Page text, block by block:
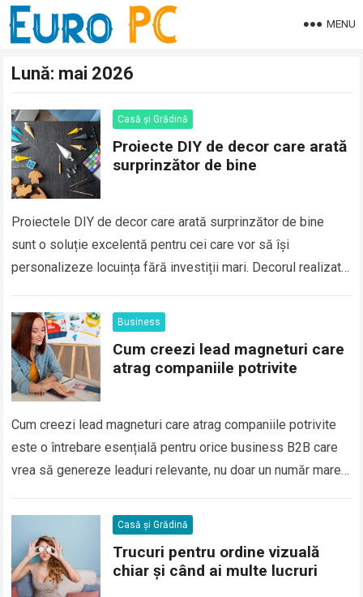
MENU
Lună: mai 2026
Casă și Grădină
Proiecte DIY de decor care arată
surprinzător de bine
Proiectele DIY de decor care arată surprinzător de bine
sunt o soluție excelentă pentru cei care vor să își
personalizeze locuința fără investiții mari. Decorul realizat
Business
Cum creezi lead magneturi care
atrag companiile potrivite
Cum creezi lead magneturi care atrag companiile potrivite
este o întrebare esențială pentru orice business B2B care
vrea să genereze leaduri relevante, nu doar un număr mare
Casă și Grădină
Trucuri pentru ordine vizuală
chiar și când ai multe lucruri